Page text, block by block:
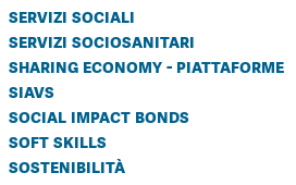
servizi sociali
servizi sociosanitari
sharing economy - piattaforme
siavs
social impact bonds
soft skills
sostenibilità